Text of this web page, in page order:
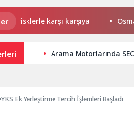
karşı karşıya
Arama Motorlarında
YKS Ek Yerleştirme Tercih İşlemleri Başladı